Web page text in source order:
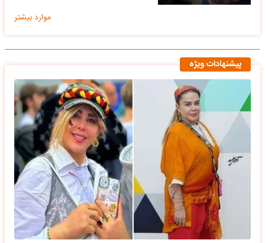
موارد بیشتر
پیشنهادات ویژه